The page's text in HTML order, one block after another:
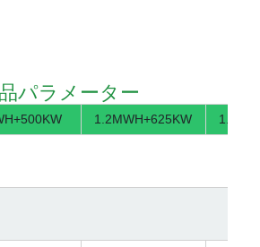
パラメーター
1.2MWH+625KW